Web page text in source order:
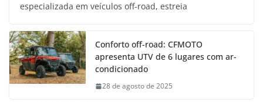
especializada em veículos off-road, estreia
Conforto off-road: CFMOTO
apresenta UTV de 6 lugares com ar-
condicionado
28 de agosto de 2025